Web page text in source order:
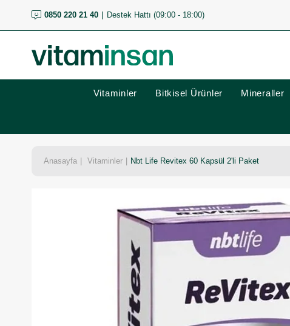
0850 220 21 40 Destek Hattı (09:00 - 18:00)
Vitaminler Bitkisel Ürünler Mineraller
Anasayfa Vitaminler Nbt Life Revitex 60 Kapsül 2'li Paket